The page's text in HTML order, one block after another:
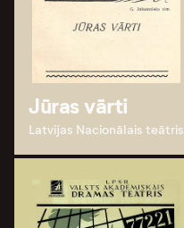
Jūras vārti
Latvijas Nacionālais teātris